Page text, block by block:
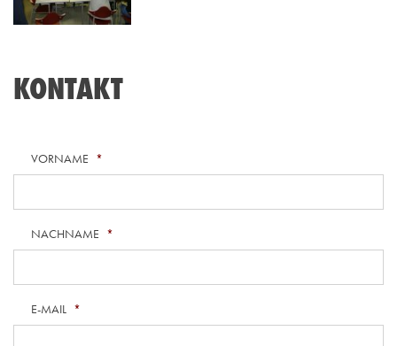
KONTAKT
VORNAME *
NACHNAME *
E-MAIL *